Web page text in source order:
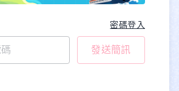
密碼登入
發送簡訊